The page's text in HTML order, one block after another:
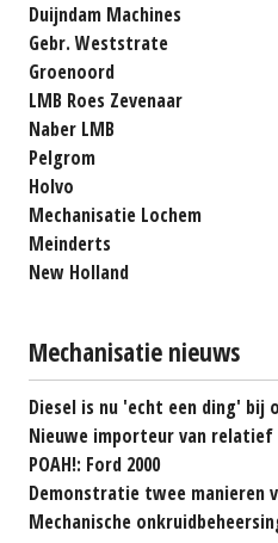
Duijndam Machines
Gebr. Weststrate
Groenoord
LMB Roes Zevenaar
Naber LMB
Pelgrom
Holvo
Mechanisatie Lochem
Meinderts
New Holland
Mechanisatie nieuws
Diesel is nu 'echt een ding' bij
Nieuwe importeur van relatief
POAH!: Ford 2000
Demonstratie twee manieren
Mechanische